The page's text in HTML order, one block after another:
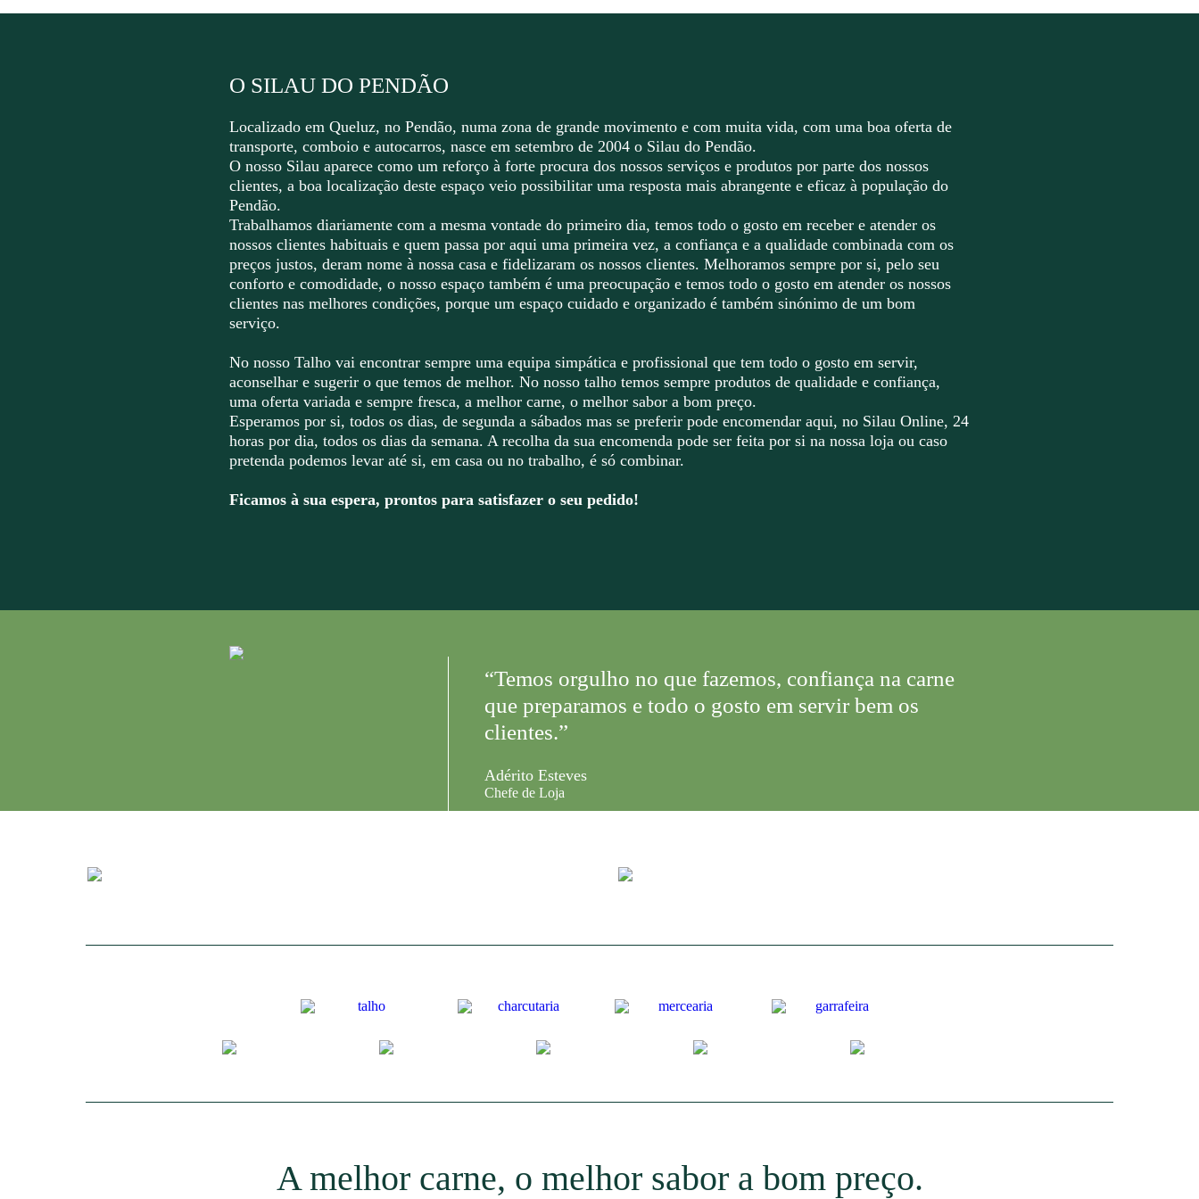
O SILAU DO PENDÃO
Localizado em Queluz, no Pendão, numa zona de grande movimento e com muita vida, com uma boa oferta de
transporte, comboio e autocarros, nasce em setembro de 2004 o Silau do Pendão.
O nosso Silau aparece como um reforço à forte procura dos nossos serviços e produtos por parte dos nossos
clientes, a boa localização deste espaço veio possibilitar uma resposta mais abrangente e eficaz à população do
Pendão.
Trabalhamos diariamente com a mesma vontade do primeiro dia, temos todo o gosto em receber e atender os
nossos clientes habituais e quem passa por aqui uma primeira vez, a confiança e a qualidade combinada com os
preços justos, deram nome à nossa casa e fidelizaram os nossos clientes. Melhoramos sempre por si, pelo seu
conforto e comodidade, o nosso espaço também é uma preocupação e temos todo o gosto em atender os nossos
clientes nas melhores condições, porque um espaço cuidado e organizado é também sinónimo de um bom
serviço.
No nosso Talho vai encontrar sempre uma equipa simpática e profissional que tem todo o gosto em servir,
aconselhar e sugerir o que temos de melhor. No nosso talho temos sempre produtos de qualidade e confiança,
uma oferta variada e sempre fresca, a melhor carne, o melhor sabor a bom preço.
Esperamos por si, todos os dias, de segunda a sábados mas se preferir pode encomendar aqui, no Silau Online, 24
horas por dia, todos os dias da semana. A recolha da sua encomenda pode ser feita por si na nossa loja ou caso
pretenda podemos levar até si, em casa ou no trabalho, é só combinar.
Ficamos à sua espera, prontos para satisfazer o seu pedido!
“Temos orgulho no que fazemos, confiança na carne
que preparamos e todo o gosto em servir bem os
clientes.”
Adérito Esteves
Chefe de Loja
A melhor carne, o melhor sabor a bom preço.